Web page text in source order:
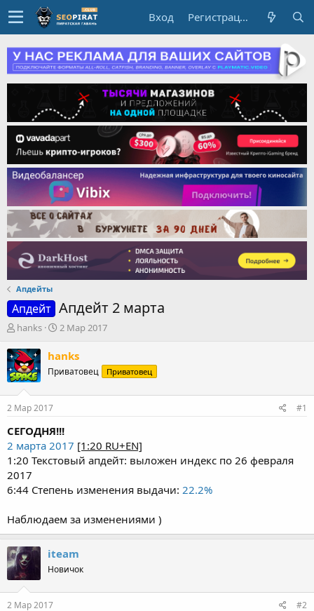
Вход Регистрация
Апдейты
Апдейт Апдейт 2 марта
А
т
о
р
е
ы
hanks
Д
т
н
л
а
2 Мар 2017
hanks
Приватовец Приватовец
2 Мар 2017 #1
СЕГОДНЯ!!!
2 марта 2017 [1:20 RU+EN]
1:20 Текстовый апдейт: выложен индекс по 26 февраля
2017
6:44 Степень изменения выдачи: 22.2%
Наблюдаем за изменениями )
iteam
Новичок
2 Мар 2017 #2